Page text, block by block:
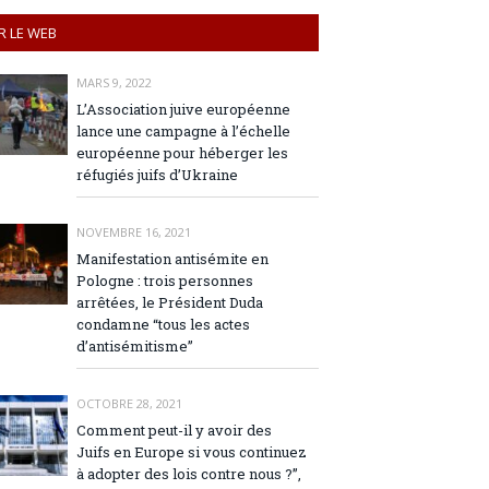
LE WEB
MARS 9, 2022
L’Association juive européenne
lance une campagne à l’échelle
européenne pour héberger les
réfugiés juifs d’Ukraine
NOVEMBRE 16, 2021
Manifestation antisémite en
Pologne : trois personnes
arrêtées, le Président Duda
condamne “tous les actes
d’antisémitisme”
OCTOBRE 28, 2021
Comment peut-il y avoir des
Juifs en Europe si vous continuez
à adopter des lois contre nous ?”,